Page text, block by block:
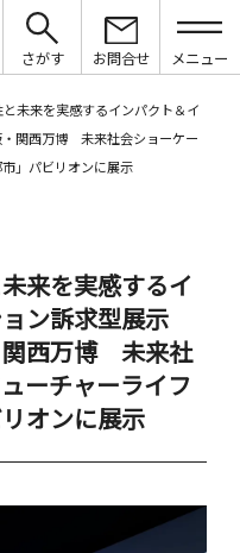
さがす お問合せ メニュー
未来を実感するインパクト＆イ
・関西万博 未来社会ショーケー
」パビリオンに展示
来を実感するイ
ン訴求型展示
西万博 未来社
ーチャーライフ
オンに展示